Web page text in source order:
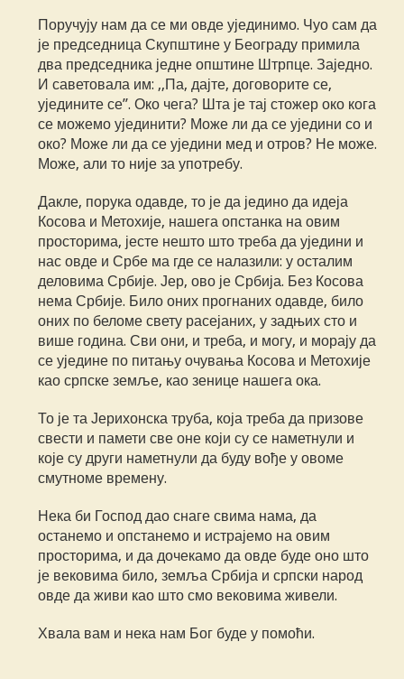
Поручују нам да се ми овде ујединимо. Чуо сам да
је председница Скупштине у Београду примила
два председника једне општине Штрпце. Заједно.
И саветовала им: ,,Па, дајте, договорите се,
уједините се”. Око чега? Шта је тај стожер око кога
се можемо ујединити? Може ли да се уједини со и
око? Може ли да се уједини мед и отров? Не може.
Може, али то није за употребу.
Дакле, порука одавде, то је да једино да идеја
Косова и Метохије, нашега опстанка на овим
просторима, јесте нешто што треба да уједини и
нас овде и Србе ма где се налазили: у осталим
деловима Србије. Јер, ово је Србија. Без Косова
нема Србије. Било оних прогнаних одавде, било
оних по беломе свету расејаних, у задњих сто и
више година. Сви они, и треба, и могу, и морају да
се уједине по питању очувања Косова и Метохије
као српске земље, као зенице нашега ока.
То је та Јерихонска труба, која треба да призове
свести и памети све оне који су се наметнули и
које су други наметнули да буду вође у овоме
смутноме времену.
Нека би Господ дао снаге свима нама, да
останемо и опстанемо и истрајемо на овим
просторима, и да дочекамо да овде буде оно што
је вековима било, земља Србија и српски народ
овде да живи као што смо вековима живели.
Хвала вам и нека нам Бог буде у помоћи.